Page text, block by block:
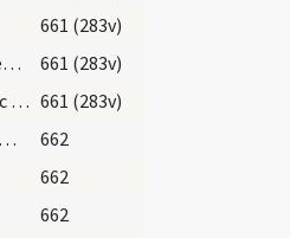
661 (283v)
Deus Abraham ... benedicis adoloscentes istos ... hominum Filium tuum.
661 (283v)
Respice Domine de caelo super hanc coniunctionem ... longitudine dierum. 661 (283v)
Benedicere dignare Domine quaesumus hunc famulum ... valeant adhaerere.
662
662
662